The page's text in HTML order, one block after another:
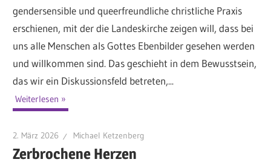
gendersensible und queerfreundliche christliche Praxis
erschienen, mit der die Landeskirche zeigen will, dass bei
uns alle Menschen als Gottes Ebenbilder gesehen werden
und willkommen sind. Das geschieht in dem Bewusstsein,
das wir ein Diskussionsfeld betreten,...
Weiterlesen
2. März 2026 Michael Ketzenberg
Zerbrochene Herzen